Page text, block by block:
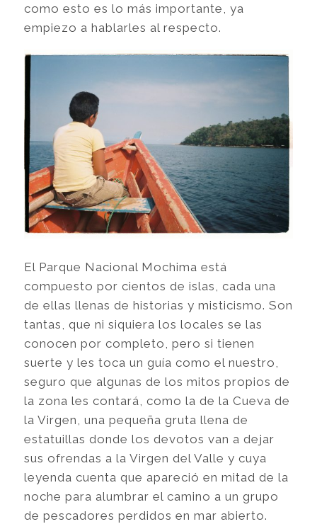
como esto es lo más importante, ya
empiezo a hablarles al respecto.
El Parque Nacional Mochima está
compuesto por cientos de islas, cada una
de ellas llenas de historias y misticismo. Son
tantas, que ni siquiera los locales se las
conocen por completo, pero si tienen
suerte y les toca un guía como el nuestro,
seguro que algunas de los mitos propios de
la zona les contará, como la de la Cueva de
la Virgen, una pequeña gruta llena de
estatuillas donde los devotos van a dejar
sus ofrendas a la Virgen del Valle y cuya
leyenda cuenta que apareció en mitad de la
noche para alumbrar el camino a un grupo
de pescadores perdidos en mar abierto.